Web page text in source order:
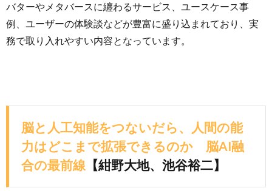
バターやメタバースに纏わるサービス、ユースケース事
例、ユーザーの体験談などが豊富に盛り込まれており、実
務で取り入れやすい内容となっています。
脳と人工知能をつないだら、人間の能
力はどこまで拡張できるのか 脳AI融
合の最前線 【紺野大地、池谷裕二】